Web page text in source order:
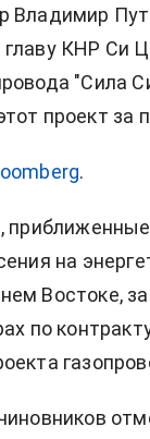
Владимир
КНР Си
"Сила
проект за
.
на
Востоке,
по